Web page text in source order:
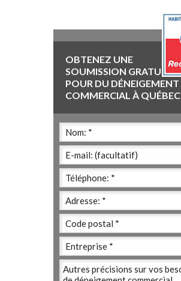
OBTENEZ UNE
SOUMISSION GRATUITE
POUR DU DÉNEIGEMENT
COMMERCIAL À QUÉBEC